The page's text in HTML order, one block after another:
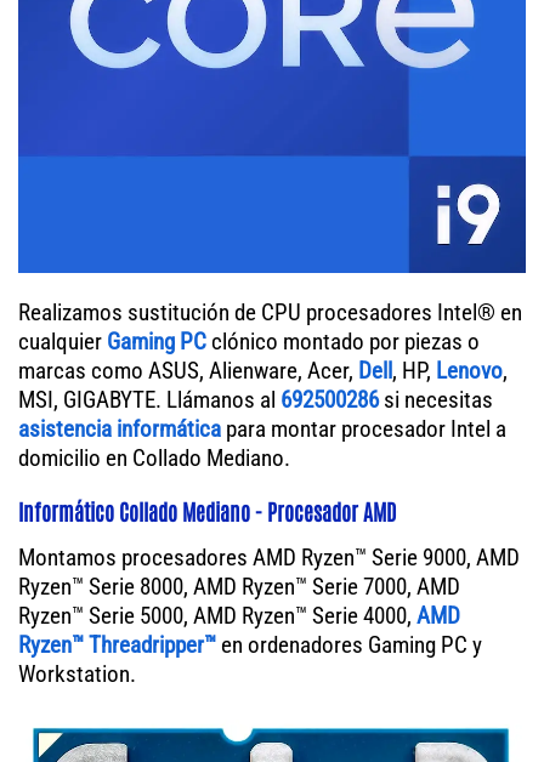
Realizamos sustitución de CPU procesadores Intel® en
cualquier Gaming PC clónico montado por piezas o
marcas como ASUS, Alienware, Acer, Dell, HP, Lenovo,
MSI, GIGABYTE. Llámanos al 692500286si necesitas
asistencia informática para montar procesador Intel a
domicilio en Collado Mediano.
Informático Collado Mediano - Procesador AMD
Montamos procesadores AMD Ryzen™ Serie 9000, AMD
Ryzen™ Serie 8000, AMD Ryzen™ Serie 7000, AMD
Ryzen™ Serie 5000, AMD Ryzen™ Serie 4000, AMD
Ryzen™ Threadripper™ en ordenadores Gaming PC y
Workstation.